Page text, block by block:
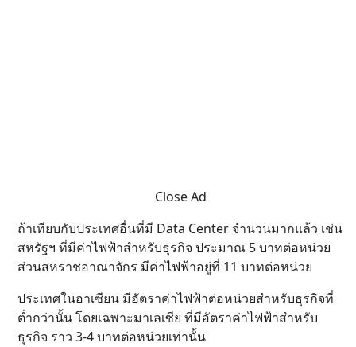
Close Ad
ถ้าเทียบกับประเทศอื่นที่มี Data Center จำนวนมากแล้ว เช่น
สหรัฐฯ ที่มีค่าไฟฟ้าสำหรับธุรกิจ ประมาณ 5 บาทต่อหน่วย
ส่วนสหราชอาณาจักร มีค่าไฟฟ้าอยู่ที่ 11 บาทต่อหน่วย
ประเทศในอาเซียน มีอัตราค่าไฟฟ้าต่อหน่วยสำหรับธุรกิจที่
ต่ำกว่านั้น โดยเฉพาะมาเลเซีย ที่มีอัตราค่าไฟฟ้าสำหรับ
ธุรกิจ ราว 3-4 บาทต่อหน่วยเท่านั้น